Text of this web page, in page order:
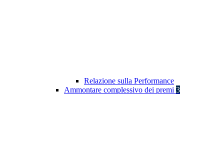
Relazione sulla Performance
Ammontare complessivo dei premi 3